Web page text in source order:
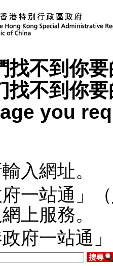
找不到你
找不到你
you
入網址。
一站通」（
上服務。
府一站通